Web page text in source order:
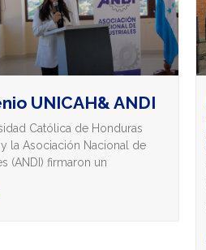
UNICAH& ANDI
Católica de Honduras
y la Asociación Nacional de
(ANDI) firmaron un